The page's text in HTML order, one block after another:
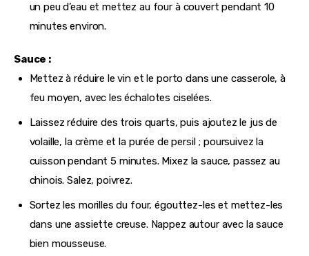
un peu d’eau et mettez au four à couvert pendant 10
minutes environ.
Sauce :
Mettez à réduire le vin et le porto dans une casserole, à
feu moyen, avec les échalotes ciselées.
Laissez réduire des trois quarts, puis ajoutez le jus de
volaille, la crème et la purée de persil ; poursuivez la
cuisson pendant 5 minutes. Mixez la sauce, passez au
chinois. Salez, poivrez.
Sortez les morilles du four, égouttez-les et mettez-les
dans une assiette creuse. Nappez autour avec la sauce
bien mousseuse.